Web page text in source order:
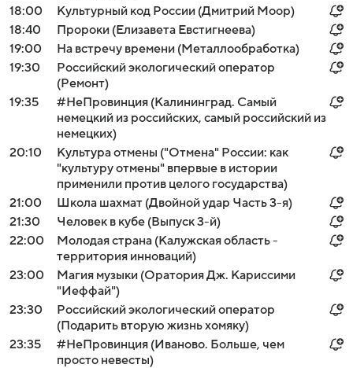
18:00
Культурный код России (Дмитрий Моор)
18:40
Пророки (Елизавета Евстигнеева)
19:00
На встречу времени (Металлообработка)
19:30
Российский экологический оператор
(Ремонт)
19:35
#НеПровинция (Калининград. Самый
немецкий из российских, самый российский из
немецких)
20:10
Культура отмены ("Отмена" России: как
"культуру отмены" впервые в истории
применили против целого государства)
21:00
Школа шахмат (Двойной удар Часть 3-я)
21:30
Человек в кубе (Выпуск 3-й)
22:00
Молодая страна (Калужская область -
территория инноваций)
23:00
Магия музыки (Оратория Дж. Кариссими
"Иеффай")
23:30
Российский экологический оператор
(Подарить вторую жизнь хомяку)
23:35
#НеПровинция (Иваново. Больше, чем
просто невесты)